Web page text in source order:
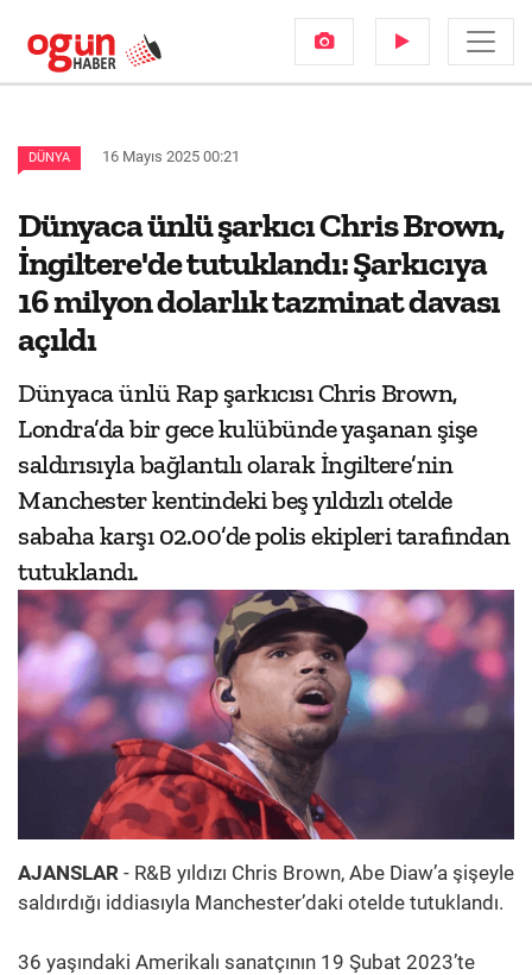
DÜNYA 16 Mayıs 2025 00:21
Dünyaca ünlü şarkıcı Chris Brown,
İngiltere'de tutuklandı: Şarkıcıya
16 milyon dolarlık tazminat davası
açıldı
Dünyaca ünlü Rap şarkıcısı Chris Brown,
Londra’da bir gece kulübünde yaşanan şişe
saldırısıyla bağlantılı olarak İngiltere’nin
Manchester kentindeki beş yıldızlı otelde
sabaha karşı 02.00’de polis ekipleri tarafından
tutuklandı.
AJANSLAR - R&B yıldızı Chris Brown, Abe Diaw’a şişeyle
saldırdığı iddiasıyla Manchester’daki otelde tutuklandı.
36 yaşındaki Amerikalı sanatçının 19 Şubat 2023’te